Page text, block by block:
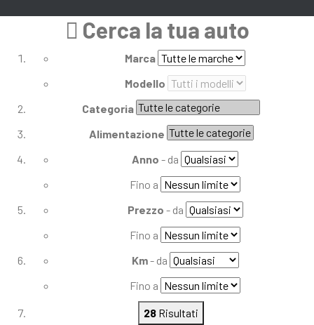
Cerca la tua auto
Marca
Modello
Categoria
Alimentazione
Anno - da
Fino a
Prezzo - da
Fino a
Km- da
Fino a
28 Risultati